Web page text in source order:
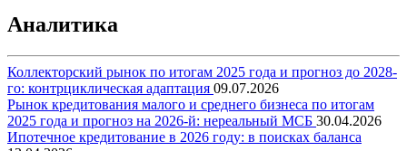
Аналитика
Коллекторский рынок по итогам 2025 года и прогноз до 2028-
го: контрциклическая адаптация 09.07.2026
Рынок кредитования малого и среднего бизнеса по итогам
2025 года и прогноз на 2026-й: нереальный МСБ 30.04.2026
Ипотечное кредитование в 2026 году: в поисках баланса